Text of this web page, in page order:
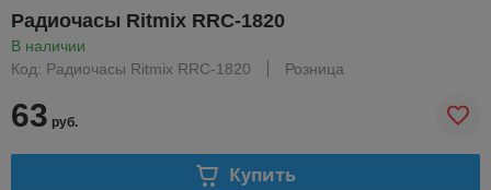
Радиочасы Ritmix RRC-1820
В наличии
Код: Радиочасы Ritmix RRC-1820
Розница
63 руб.
Купить